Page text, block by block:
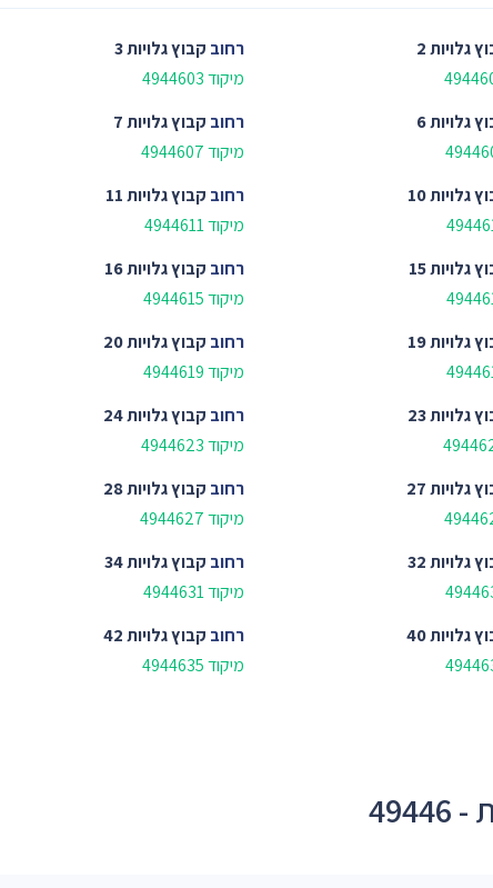
גלויות 2
רחוב קבוץ גלויות 3
מיקוד 4944603
גלויות 6
רחוב קבוץ גלויות 7
מיקוד 4944607
גלויות 10
רחוב קבוץ גלויות 11
מיקוד 4944611
גלויות 15
רחוב קבוץ גלויות 16
מיקוד 4944615
גלויות 19
רחוב קבוץ גלויות 20
מיקוד 4944619
גלויות 23
רחוב קבוץ גלויות 24
מיקוד 4944623
גלויות 27
רחוב קבוץ גלויות 28
מיקוד 4944627
גלויות 32
רחוב קבוץ גלויות 34
מיקוד 4944631
גלויות 40
רחוב קבוץ גלויות 42
מיקוד 4944635